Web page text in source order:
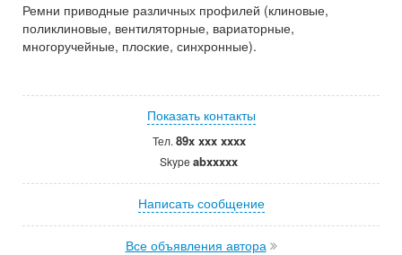
Ремни приводные различных профилей (клиновые,
поликлиновые, вентиляторные, вариаторные,
многоручейные, плоские, синхронные).
Показать контакты
Тел. 89x xxx xxxx
Skype abxxxxx
Написать сообщение
Все объявления автора